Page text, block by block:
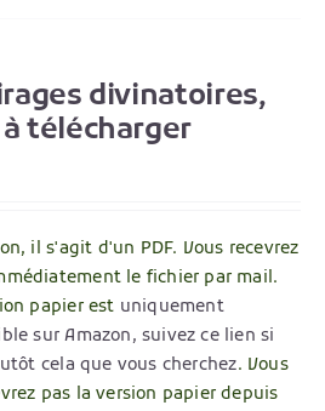
divinatoires,
à télécharger
il s'agit d'un PDF. Vous recevrez
le fichier par mail.
papier est uniquement
sur Amazon, suivez ce lien si
cela que vous cherchez. Vous
pas la version papier depuis